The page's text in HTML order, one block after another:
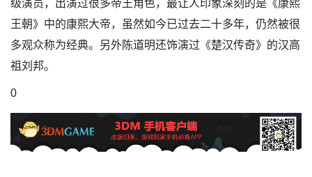
级演员，出演过很多帝王角色，最让人印象深刻的是《康熙
王朝》中的康熙大帝，虽然如今已过去二十多年，仍然被很
多观众称为经典。另外陈道明还饰演过《楚汉传奇》的汉高
祖刘邦。
0